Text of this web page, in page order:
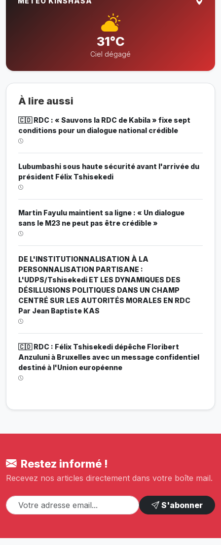
31°C
Ciel dégagé
À lire aussi
🇨🇩 RDC : « Sauvons la RDC de Kabila » fixe sept
conditions pour un dialogue national crédible
Lubumbashi sous haute sécurité avant l'arrivée du
président Félix Tshisekedi
Martin Fayulu maintient sa ligne : « Un dialogue
sans le M23 ne peut pas être crédible »
DE L'INSTITUTIONNALISATION À LA
PERSONNALISATION PARTISANE :
L'UDPS/Tshisekedi ET LES DYNAMIQUES DES
DÉSILLUSIONS POLITIQUES DANS UN CHAMP
CENTRÉ SUR LES AUTORITÉS MORALES EN RDC
Par Jean Baptiste KAS
🇨🇩 RDC : Félix Tshisekedi dépêche Floribert
Anzuluni à Bruxelles avec un message confidentiel
destiné à l'Union européenne
Restez informé !
Recevez nos articles directement dans votre boîte mail.
S'abonner